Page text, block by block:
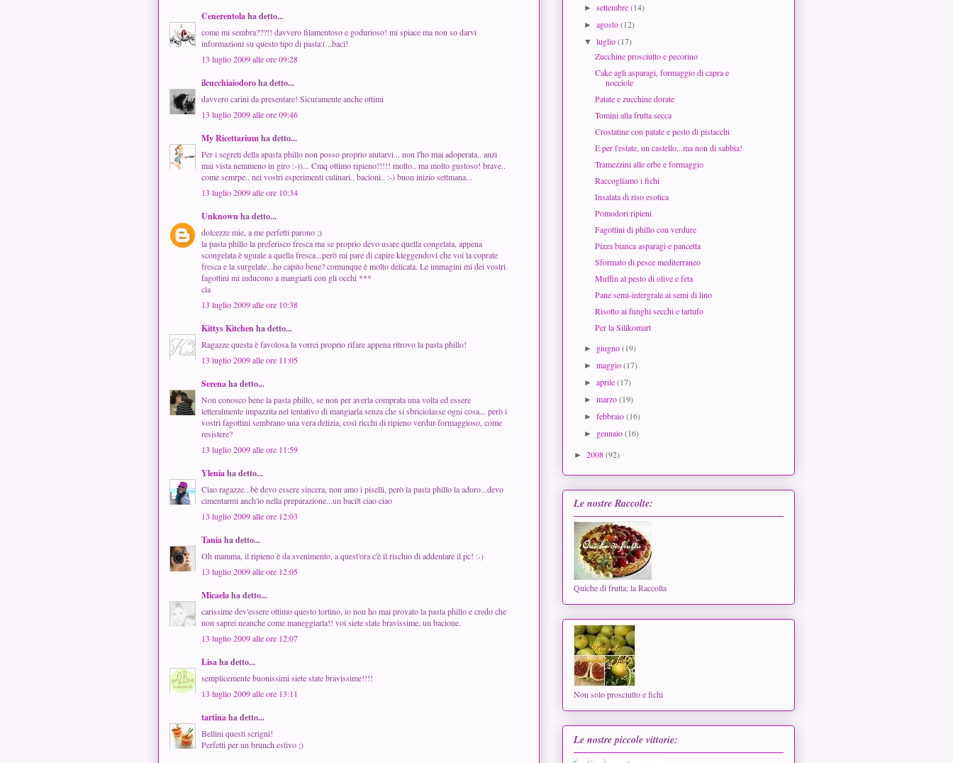
Cenerentolaha detto...
come mi sembra???!! davvero filamentoso e godurioso! mi spiace ma non so darvi
informazioni su questo tipo di pasta:(...baci!
13 luglio 2009 alle ore 09:28
ilcucchiaiodoroha detto...
davvero carini da presentare! Sicuramente anche ottimi
13 luglio 2009 alle ore 09:46
My Ricettariumha detto...
Per i segreti della apasta phillo non posso proprio aiutarvi... non l'ho mai adoperata.. anzi
mai vista nemmeno in giro :-))... Cmq ottimo ripieno!!!!! molto.. ma molto gustoso! brave..
come semrpe.. nei vostri esperimenti culinari.. bacioni.. :-) buon inizio settmana...
13 luglio 2009 alle ore 10:34
Unknownha detto...
dolcezze mie, a me perfetti parono ;)
la pasta phillo la preferisco fresca ma se proprio devo usare quella congelata, appena
scongelata è uguale a quella fresca...però mi pare di capire kleggendovi che voi la coprate
fresca e la surgelate...ho capito bene? comunque è molto delicata. Le immagini mi dei vostri
fagottini mi inducono a mangiarli con gli occhi ***
cla
13 luglio 2009 alle ore 10:38
Kittys Kitchenha detto...
Ragazze questa è favolosa la vorrei proprio rifare appena ritrovo la pasta phillo!
13 luglio 2009 alle ore 11:05
Serenaha detto...
Non conosco bene la pasta phillo, se non per averla comprata una volta ed essere
letteralmente impazzita nel tentativo di mangiarla senza che si sbriciolasse ogni cosa... però i
vostri fagottini sembrano una vera delizia, così ricchi di ripieno verdur-formaggioso, come
resistere?
13 luglio 2009 alle ore 11:59
Yleniaha detto...
Ciao ragazze...bè devo essere sincera, non amo i piselli, però la pasta phillo la adoro...devo
cimentarmi anch'io nella preparazione...un baci8 ciao ciao
13 luglio 2009 alle ore 12:03
Taniaha detto...
Oh mamma, il ripieno è da svenimento, a quest'ora c'è il rischio di addentare il pc! :-)
13 luglio 2009 alle ore 12:05
Micaelaha detto...
carissime dev'essere ottimo questo tortino, io non ho mai provato la pasta phillo e credo che
non saprei neanche come maneggiarla!! voi siete state bravissime, un bacione.
13 luglio 2009 alle ore 12:07
Lisaha detto...
semplicemente buonissimi siete state bravissime!!!!
13 luglio 2009 alle ore 13:11
tartinaha detto...
Bellini questi scrigni!
Perfetti per un brunch estivo ;)
►settembre(14)
►agosto(12)
▼luglio(17)
Zucchine prosciutto e pecorino
Cake agli asparagi, formaggio di capra e
nocciole
Patate e zucchine dorate
Tomini alla frutta secca
Crostatine con patate e pesto di pistacchi
E per l'estate, un castello...ma non di sabbia!
Tramezzini alle erbe e formaggio
Raccogliamo i fichi
Insalata di riso esotica
Pomodori ripieni
Fagottini di phillo con verdure
Pizza bianca asparagi e pancetta
Sformato di pesce mediterraneo
Muffin al pesto di olive e feta
Pane semi-intergrale ai semi di lino
Risotto ai funghi secchi e tartufo
Per la Silikomart
► giugno(19)
►maggio(17)
►aprile(17)
►marzo(19)
►febbraio(16)
► gennaio(16)
► 2008(92)
Le nostre Raccolte:
Quiche di frutta: la Raccolta
Non solo prosciutto e fichi
Le nostre piccole vittorie: